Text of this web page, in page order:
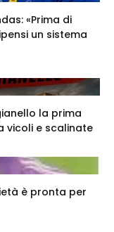
«Prima di
un sistema
la prima
vicoli e scalinate
è pronta per